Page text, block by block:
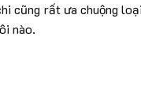
cũng rất ưa chuộng loại
nào.